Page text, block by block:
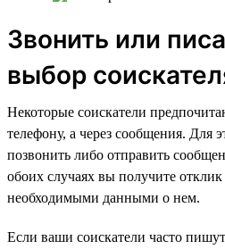
Звонить или
выбор
Некоторые соискатели
телефону, а через сообщения. Для
позвонить либо отправить
обоих случаях вы получите отклик
необходимыми данными о нем.
Если ваши соискатели часто